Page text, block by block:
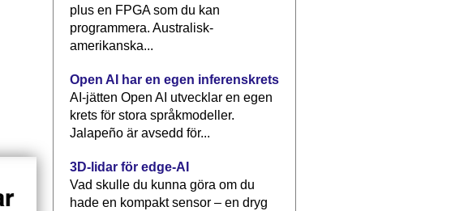
plus en FPGA som du kan
programmera. Australisk-
amerikanska...
Open AI har en egen inferenskrets
AI-jätten Open AI utvecklar en egen
krets för stora språkmodeller.
Jalapeño är avsedd för...
3D-lidar för edge-AI
Vad skulle du kunna göra om du
hade en kompakt sensor – en dryg